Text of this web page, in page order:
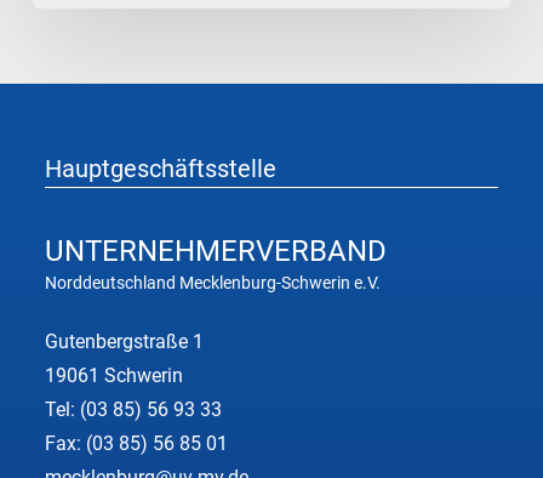
stärken
Hauptgeschäftsstelle
UNTERNEHMERVERBAND
Norddeutschland Mecklenburg-Schwerin e.V.
Gutenbergstraße 1
19061 Schwerin
Tel: (03 85) 56 93 33
Fax: (03 85) 56 85 01